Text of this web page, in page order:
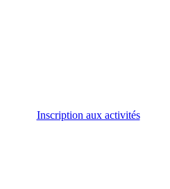
Inscription aux activités